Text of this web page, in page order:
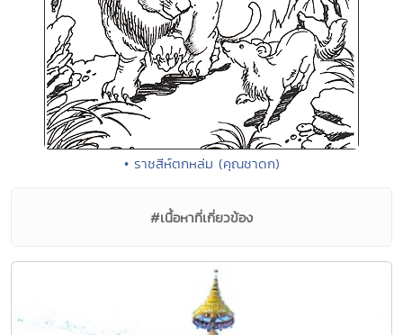
• ราชสีห์ตกหล่ม (คุณชาดก)
#เนื้อหาที่เกี่ยวข้อง